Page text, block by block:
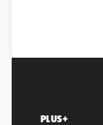
PLUS+